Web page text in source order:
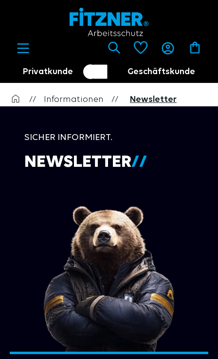
Privatkunde
Kundenumschalter
Geschäftskunde
Händler
// Informationen // Newsletter
SICHER INFORMIERT.
NEWSLETTER